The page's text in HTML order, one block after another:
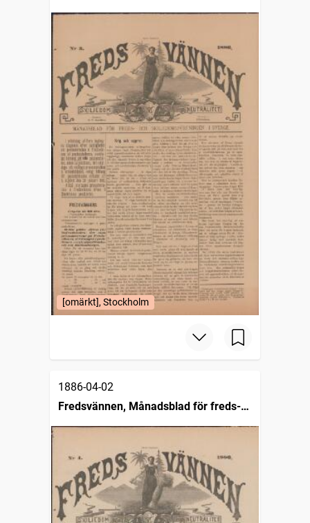
och skiljedomsföreningen i Sverige
[omärkt], Stockholm
1886-04-02
Fredsvännen, Månadsblad för freds-